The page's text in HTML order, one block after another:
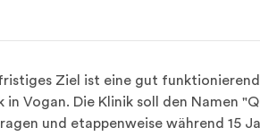
Ziel ist eine gut
in Vogan. Die Klinik soll den Namen
und etappenweise während 15